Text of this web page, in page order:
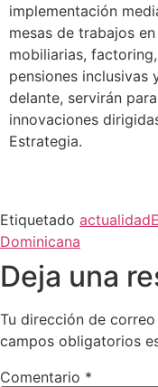
implementación
mesas de trabajos
mobiliarias,
pensiones inclusivas
delante, servirán
innovaciones
Estrategia.
Etiquetado actualidad
Dominicana
Deja una
Tu dirección de
campos obligatorios
Comentario *